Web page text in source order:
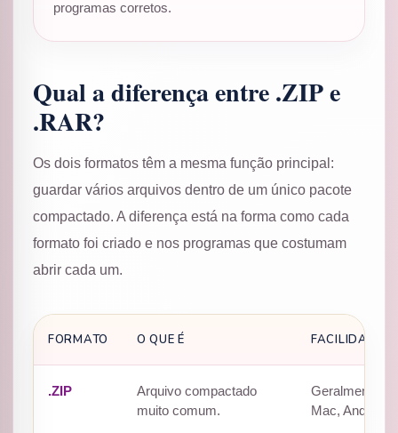
programas corretos.
Qual a diferença entre .ZIP e
.RAR?
Os dois formatos têm a mesma função principal:
guardar vários arquivos dentro de um único pacote
compactado. A diferença está na forma como cada
formato foi criado e nos programas que costumam
abrir cada um.
FORMATO O QUE É FACILIDADE
.ZIP
Arquivo compactado
muito comum.
Geralmente
Mac, Android